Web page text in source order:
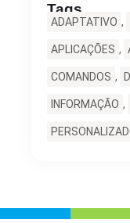
Tags
ADAPTATIVO ,
APLICAÇÕES ,
COMANDOS ,
INFORMAÇÃO ,